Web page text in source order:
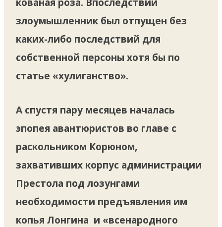
злоумышленник был отпущен без
каких-либо последствий для
собственной персоны хотя бы по
статье «хулиганство».
А спустя пару месяцев началась
эпопея авантюристов во главе с
раскольником Корюном,
захвативших корпус администрации
Престола под лозунгами
необходимости предъявления им
копья Лонгина и «всенародного